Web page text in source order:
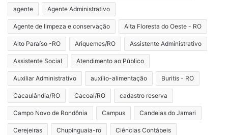
agente Agente Administrativo
Agente de limpeza e conservação Alta Floresta do Oeste - RO
Alto Paraíso -RO Ariquemes/RO Assistente Administrativo
Assistente Social Atendimento ao Público
Auxiliar Administrativo auxílio-alimentação Buritis - RO
Cacaulândia/RO Cacoal/RO cadastro reserva
Campo Novo de Rondônia Campus Candeias do Jamari
Cerejeiras Chupinguaia-ro Ciências Contábeis